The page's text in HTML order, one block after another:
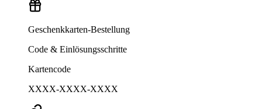
Geschenkkarten-Bestellung
Code & Einlösungsschritte
Kartencode
XXXX-XXXX-XXXX